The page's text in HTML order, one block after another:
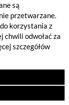
są
przetwarzane.
korzystania z
chwili odwołać za
szczegółów